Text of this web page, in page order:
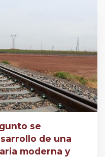
se
de una
moderna y